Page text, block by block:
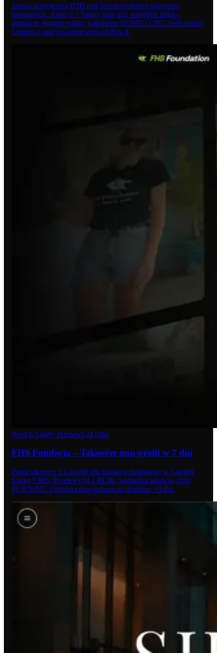
Strona inżynierska B2B pod bezpieczeństwo spawania
laserowego. Astro 5 + Sanity plus trzy autorskie mikro-
aplikacje: hotspot editor, kalkulator NOHD i CPQ. Self-hosted
Umami z nagrywaniem sesji od dnia 1.
Next.js Sanity Przelewy24 i18n
FHS Fundacja – Takeover non-profit w 7 dni
Pełen takeover z Lovable dla fundacji działającej w Gambii.
Sanity CMS, Przelewy24 z BLIK, wirtualna adopcja, i18n
PL/EN/NL. Premiera dowieziona na deadline +0 dni.